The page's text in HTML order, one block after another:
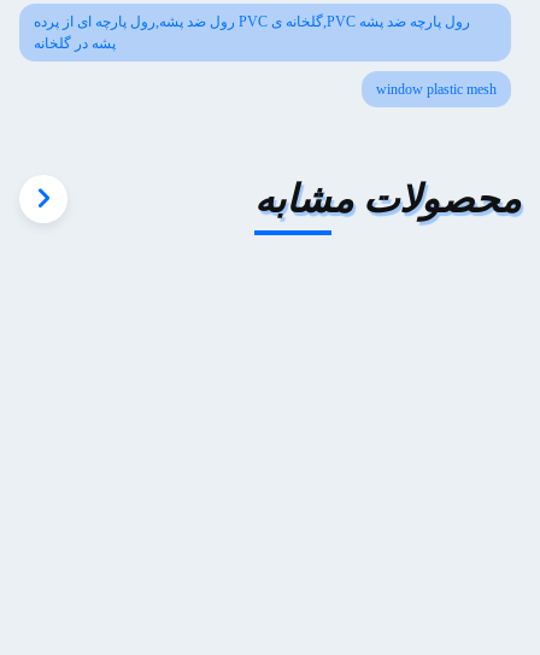
رول پارچه ضد پشه PVC,گلخانه ی PVC رول ضد پشه,رول پارچه ای از پرده
پشه در گلخانه
window plastic mesh
محصولات مشابه